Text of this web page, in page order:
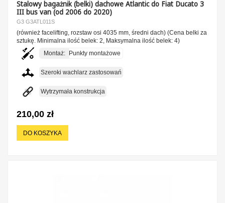
Stalowy bagażnik (belki) dachowe Atlantic do Fiat Ducato 3
III bus van (od 2006 do 2020)
G3 G3ATL011S
(również facelifting, rozstaw osi 4035 mm, średni dach) (Cena belki za
sztukę. Minimalna ilość belek: 2, Maksymalna ilość belek: 4)
Montaż:
Punkty montażowe
Szeroki wachlarz zastosowań
Wytrzymała konstrukcja
210,00 zł
DO KOSZYKA